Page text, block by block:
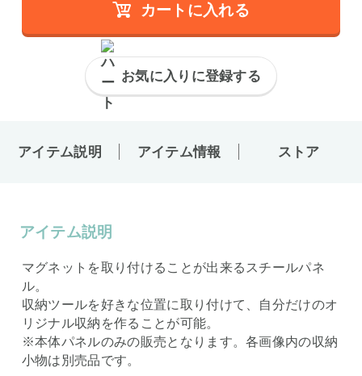
カートに入れる
お気に入りに登録する
アイテム説明 アイテム情報 ストア
アイテム説明
マグネットを取り付けることが出来るスチールパネ
ル。
収納ツールを好きな位置に取り付けて、自分だけのオ
リジナル収納を作ることが可能。
※本体パネルのみの販売となります。各画像内の収納
小物は別売品です。